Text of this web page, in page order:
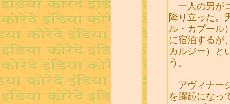
一人の男が
降り立った。
ル・カプール
に宿泊するが
カルジー）と
う。
アヴィナー
を躍起になっ